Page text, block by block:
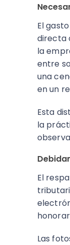
El
directa
la
entre
una
en un
Esta
la
El
Las